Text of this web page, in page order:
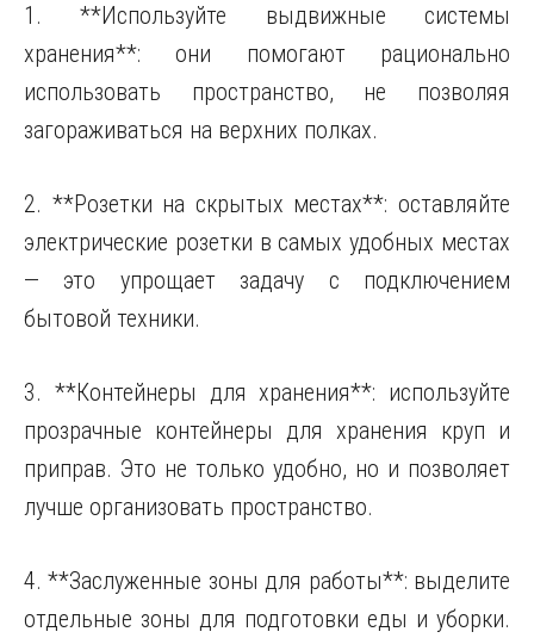
1. **Используйте выдвижные системы
хранения**: они помогают рационально
использовать пространство, не позволяя
загораживаться на верхних полках.
2. **Розетки на скрытых местах**: оставляйте
электрические розетки в самых удобных местах
— это упрощает задачу с подключением
бытовой техники.
3. **Контейнеры для хранения**: используйте
прозрачные контейнеры для хранения круп и
приправ. Это не только удобно, но и позволяет
лучше организовать пространство.
4. **Заслуженные зоны для работы**: выделите
отдельные зоны для подготовки еды и уборки.